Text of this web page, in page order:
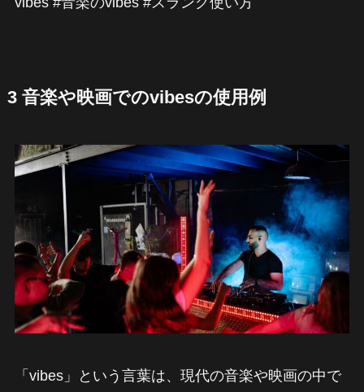
3 音楽や映画でのvibesの使用例
「vibes」という言葉は、現代の音楽や映画の中で